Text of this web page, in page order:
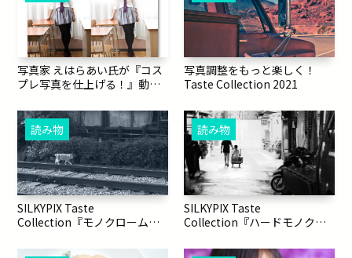
写真家 えはらあい氏が『コス
プレ写真を仕上げる！』動画
写真調整をもっと楽しく！
Taste Collection 2021
読み物
SILKYPIX Taste
Collection『モノクローム印
読み物
SILKYPIX Taste
Collection『ハードモノクロ